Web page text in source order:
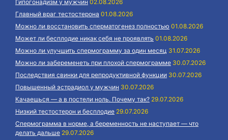
Гипогонадизм у мужчин 02.08.2026
Главный враг тестостерона 01.08.2026
Можно ли восстановить сперматогенез полностью 01.08.2026
Может ли бесплодие никак себя не проявлять 01.08.2026
Можно ли улучшить спермограмму за один месяц 31.07.2026
Можно ли забеременеть при плохой спермограмме 30.07.2026
Последствия свинки для репродуктивной функции 30.07.2026
Повышенный эстрадиол у мужчин 30.07.2026
Качаешься — а в постели ноль. Почему так? 29.07.2026
Низкий тестостерон и бесплодие 29.07.2026
Спермограмма в норме, а беременность не наступает — что
делать дальше 29.07.2026